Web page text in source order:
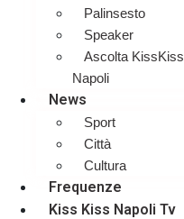
Palinsesto
Speaker
Ascolta KissKiss
Napoli
News
Sport
Città
Cultura
Frequenze
Kiss Kiss Napoli Tv